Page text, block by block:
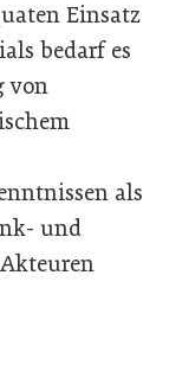
Einsatz
bedarf es
von
als
und